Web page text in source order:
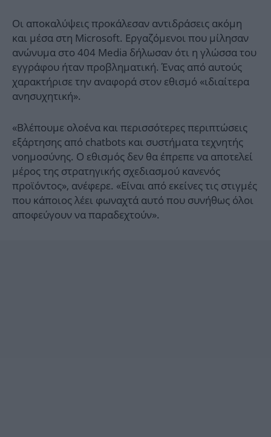
Οι αποκαλύψεις προκάλεσαν αντιδράσεις ακόμη
και μέσα στη Microsoft. Εργαζόμενοι που μίλησαν
ανώνυμα στο 404 Media δήλωσαν ότι η γλώσσα του
εγγράφου ήταν προβληματική. Ένας από αυτούς
χαρακτήρισε την αναφορά στον εθισμό «ιδιαίτερα
ανησυχητική».
«Βλέπουμε ολοένα και περισσότερες περιπτώσεις
εξάρτησης από chatbots και συστήματα τεχνητής
νοημοσύνης. Ο εθισμός δεν θα έπρεπε να αποτελεί
μέρος της στρατηγικής σχεδιασμού κανενός
προϊόντος», ανέφερε. «Είναι από εκείνες τις στιγμές
που κάποιος λέει φωναχτά αυτό που συνήθως όλοι
αποφεύγουν να παραδεχτούν».